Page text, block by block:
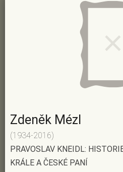
Zdeněk Mézl
(1934-2016)
PRAVOSLAV KNEIDL:
KRÁLE A ČESKÉ PANÍ